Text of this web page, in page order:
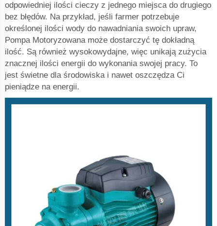
odpowiedniej ilości cieczy z jednego miejsca do drugiego
bez błędów. Na przykład, jeśli farmer potrzebuje
określonej ilości wody do nawadniania swoich upraw,
Pompa Motoryzowana może dostarczyć tę dokładną
ilość. Są również wysokowydajne, więc unikają zużycia
znacznej ilości energii do wykonania swojej pracy. To
jest świetne dla środowiska i nawet oszczędza Ci
pieniądze na energii.